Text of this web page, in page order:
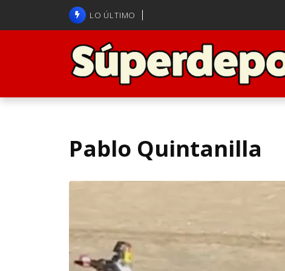
LO ÚLTIMO
Pablo Quintanilla